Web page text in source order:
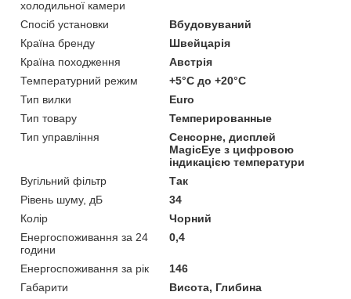
холодильної камери
Спосіб установки
Вбудовуваний
Країна бренду
Швейцарія
Країна походження
Австрія
Температурний режим
+5°C до +20°C
Тип вилки
Euro
Тип товару
Темперированные
Тип управління
Сенсорне, дисплей
MagicEye з цифровою
індикацією температури
Вугільний фільтр
Так
Рівень шуму, дБ
34
Колір
Чорний
Енергоспоживання за 24
години
0,4
Енергоспоживання за рік
146
Габарити
Висота, Глибина